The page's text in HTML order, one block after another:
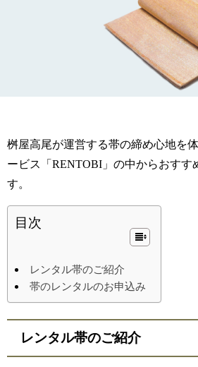
桝屋高尾が運営する帯の締め心地を
ービス「RENTOBI」の中からおすす
す。
目次
レンタル帯のご紹介
帯のレンタルのお申込み
レンタル帯のご紹介